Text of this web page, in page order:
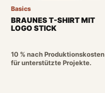
Basics
BRAUNES T-SHIRT MIT
LOGO STICK
10 % nach Produktionskosten
für unterstützte Projekte.